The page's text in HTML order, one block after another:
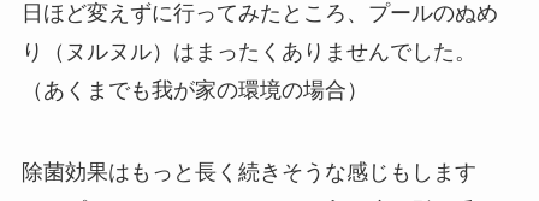
日ほど変えずに行ってみたところ、プールのぬめ
り（ヌルヌル）はまったくありませんでした。
（あくまでも我が家の環境の場合）
除菌効果はもっと長く続きそうな感じもします